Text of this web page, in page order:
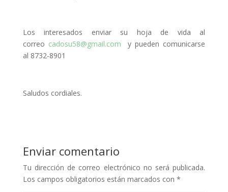
Los interesados enviar su hoja de vida al
correo cadosu58@gmail.com y pueden comunicarse
al 8732-8901
Saludos cordiales.
Enviar comentario
Tu dirección de correo electrónico no será publicada.
Los campos obligatorios están marcados con *